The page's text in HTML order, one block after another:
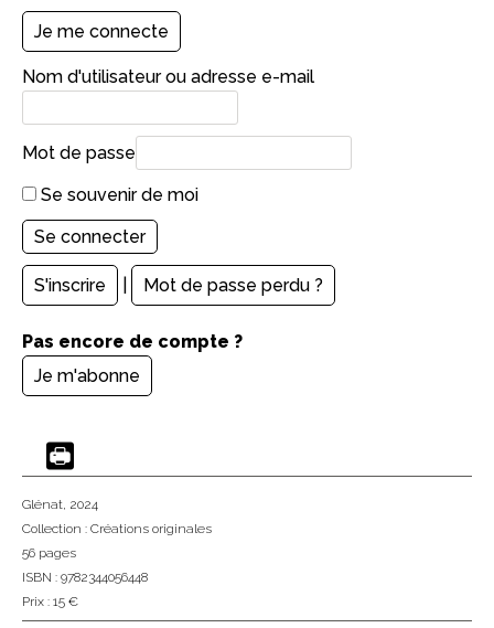
Je me connecte
Nom d'utilisateur ou adresse e-mail
Mot de passe
Se souvenir de moi
S'inscrire Mot de passe perdu ?
Pas encore de compte ?
Je m'abonne
Glénat, 2024
Collection : Créations originales
56 pages
ISBN : 9782344056448
Prix : 15 €